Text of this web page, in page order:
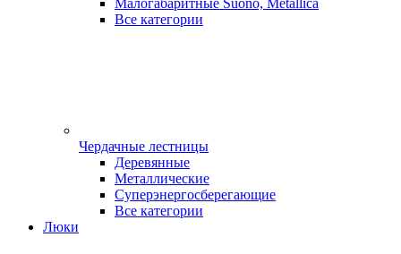
Малогабаритные Suono, Metallica
Все категории
Чердачные лестницы
Деревянные
Металлические
Суперэнергосберегающие
Все категории
Люки